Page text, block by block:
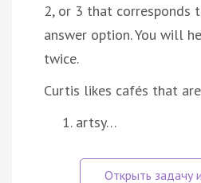
2, or 3 that corresponds
answer option. You will
twice.
Curtis likes cafés that
artsy…